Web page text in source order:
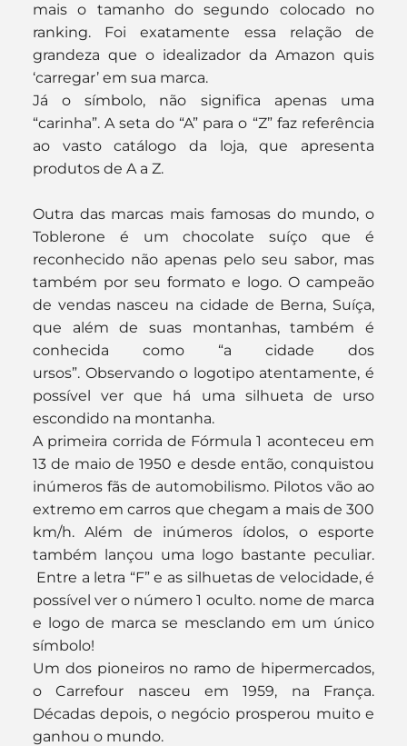
mais o tamanho do segundo colocado no
ranking. Foi exatamente essa relação de
grandeza que o idealizador da Amazon quis
‘carregar’ em sua marca.
Já o símbolo, não significa apenas uma
“carinha”. A seta do “A” para o “Z” faz referência
ao vasto catálogo da loja, que apresenta
produtos de A a Z.
Outra das marcas mais famosas do mundo, o
Toblerone é um chocolate suíço que é
reconhecido não apenas pelo seu sabor, mas
também por seu formato e logo. O campeão
de vendas nasceu na cidade de Berna, Suíça,
que além de suas montanhas, também é
conhecida como “a cidade dos
ursos”. Observando o logotipo atentamente, é
possível ver que há uma silhueta de urso
escondido na montanha.
A primeira corrida de Fórmula 1 aconteceu em
13 de maio de 1950 e desde então, conquistou
inúmeros fãs de automobilismo. Pilotos vão ao
extremo em carros que chegam a mais de 300
km/h. Além de inúmeros ídolos, o esporte
também lançou uma logo bastante peculiar.
Entre a letra “F” e as silhuetas de velocidade, é
possível ver o número 1 oculto. nome de marca
e logo de marca se mesclando em um único
símbolo!
Um dos pioneiros no ramo de hipermercados,
o Carrefour nasceu em 1959, na França.
Décadas depois, o negócio prosperou muito e
ganhou o mundo.